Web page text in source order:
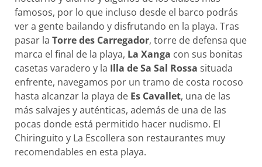
famosos, por lo que incluso desde el barco podrás
ver a gente bailando y disfrutando en la playa. Tras
pasar la Torre des Carregador, torre de defensa que
marca el final de la playa, La Xanga con sus bonitas
casetas varadero y la Illa de Sa Sal Rossa situada
enfrente, navegamos por un tramo de costa rocoso
hasta alcanzar la playa de Es Cavallet, una de las
más salvajes y auténticas, además de una de las
pocas donde está permitido hacer nudismo. El
Chiringuito y La Escollera son restaurantes muy
recomendables en esta playa.